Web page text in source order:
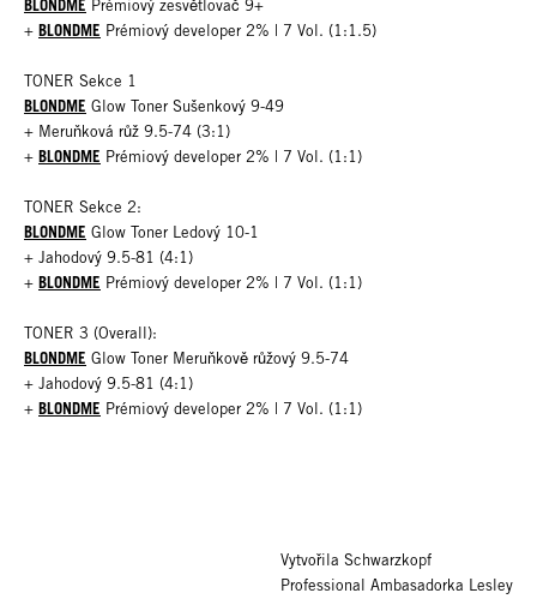
BLONDME Prémiový zesvětlovač 9+
+ BLONDME Prémiový developer 2% | 7 Vol. (1:1.5)
TONER Sekce 1
BLONDME Glow Toner Sušenkový 9-49
+ Meruňková růž 9.5-74 (3:1)
+ BLONDME Prémiový developer 2% | 7 Vol. (1:1)
TONER Sekce 2:
BLONDME Glow Toner Ledový 10-1
+ Jahodový 9.5-81 (4:1)
+ BLONDME Prémiový developer 2% | 7 Vol. (1:1)
TONER 3 (Overall):
BLONDME Glow Toner Meruňkově růžový 9.5-74
+ Jahodový 9.5-81 (4:1)
+ BLONDME Prémiový developer 2% | 7 Vol. (1:1)
Vytvořila Schwarzkopf
Professional Ambasadorka Lesley